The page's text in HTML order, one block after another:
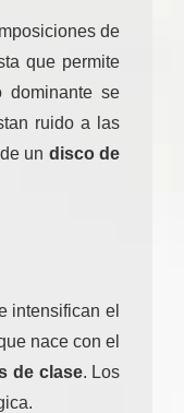
de
que permite
se
ruido a las
un disco de
intensifican el
nace con el
de clase. Los